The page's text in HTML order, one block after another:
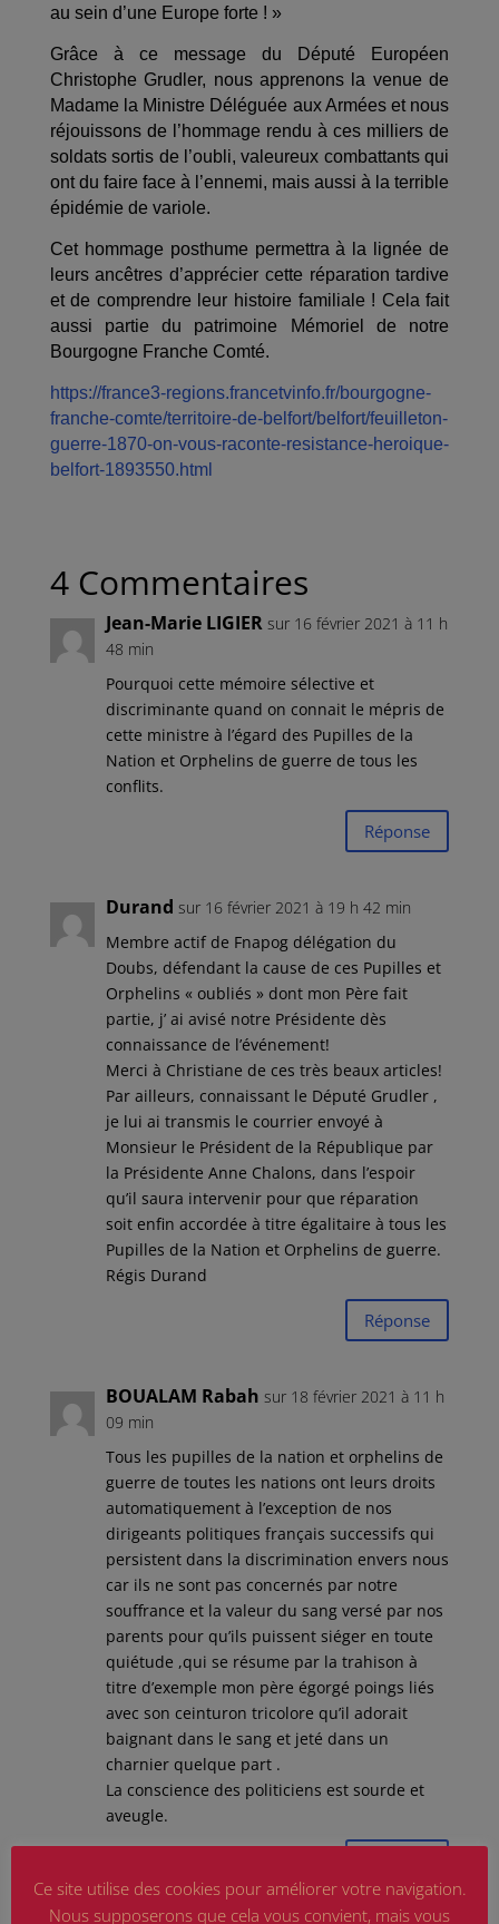
au sein d’une Europe forte ! »
Grâce à ce message du Député Européen
Christophe Grudler, nous apprenons la venue de
Madame la Ministre Déléguée aux Armées et nous
réjouissons de l’hommage rendu à ces milliers de
soldats sortis de l’oubli, valeureux combattants qui
ont du faire face à l’ennemi, mais aussi à la terrible
épidémie de variole.
Cet hommage posthume permettra à la lignée de
leurs ancêtres d’apprécier cette réparation tardive
et de comprendre leur histoire familiale ! Cela fait
aussi partie du patrimoine Mémoriel de notre
Bourgogne Franche Comté.
https://france3-regions.francetvinfo.fr/bourgogne-
franche-comte/territoire-de-belfort/belfort/feuilleton-
guerre-1870-on-vous-raconte-resistance-heroique-
belfort-1893550.html
4 Commentaires
Jean-Marie LIGIER sur 16 février 2021 à 11 h
48 min
Pourquoi cette mémoire sélective et
discriminante quand on connait le mépris de
cette ministre à l’égard des Pupilles de la
Nation et Orphelins de guerre de tous les
conflits.
Réponse
Durand sur 16 février 2021 à 19 h 42 min
Membre actif de Fnapog délégation du
Doubs, défendant la cause de ces Pupilles et
Orphelins « oubliés » dont mon Père fait
partie, j’ ai avisé notre Présidente dès
connaissance de l’événement!
Merci à Christiane de ces très beaux articles!
Par ailleurs, connaissant le Député Grudler ,
je lui ai transmis le courrier envoyé à
Monsieur le Président de la République par
la Présidente Anne Chalons, dans l’espoir
qu’il saura intervenir pour que réparation
soit enfin accordée à titre égalitaire à tous les
Pupilles de la Nation et Orphelins de guerre.
Régis Durand
Réponse
BOUALAM Rabah sur 18 février 2021 à 11 h
09 min
Tous les pupilles de la nation et orphelins de
guerre de toutes les nations ont leurs droits
automatiquement à l’exception de nos
dirigeants politiques français successifs qui
persistent dans la discrimination envers nous
car ils ne sont pas concernés par notre
souffrance et la valeur du sang versé par nos
parents pour qu’ils puissent siéger en toute
quiétude ,qui se résume par la trahison à
titre d’exemple mon père égorgé poings liés
avec son ceinturon tricolore qu’il adorait
baignant dans le sang et jeté dans un
charnier quelque part .
La conscience des politiciens est sourde et
aveugle.
Ce site utilise des cookies pour améliorer votre navigation.
Nous supposerons que cela vous convient, mais vous